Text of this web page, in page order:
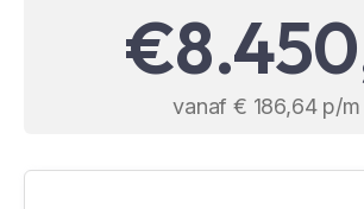
vanaf € 186,64 p/m